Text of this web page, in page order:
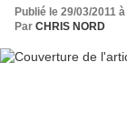
Publié le 29/03/2011
Par CHRIS NORD